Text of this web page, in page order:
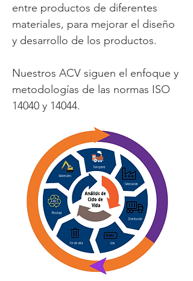
entre productos de diferentes
materiales, para mejorar el diseño
y desarrollo de los productos.
Nuestros ACV siguen el enfoque y
metodologías de las normas ISO
14040 y 14044.